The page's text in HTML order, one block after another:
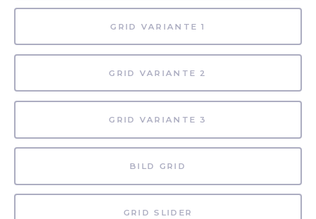
GRID VARIANTE 1
GRID VARIANTE 2
GRID VARIANTE 3
BILD GRID
GRID SLIDER